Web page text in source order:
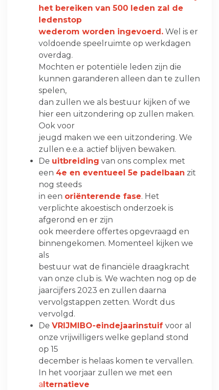
het bereiken van 500 leden zal de
ledenstop
wederom worden ingevoerd. Wel is er
voldoende speelruimte op werkdagen
overdag.
Mochten er potentiële leden zijn die
kunnen garanderen alleen dan te zullen
spelen,
dan zullen we als bestuur kijken of we
hier een uitzondering op zullen maken.
Ook voor
jeugd maken we een uitzondering. We
zullen e.e.a. actief blijven bewaken.
De uitbreiding van ons complex met
een 4e en eventueel 5e padelbaan zit
nog steeds
in een oriënterende fase. Het
verplichte akoestisch onderzoek is
afgerond en er zijn
ook meerdere offertes opgevraagd en
binnengekomen. Momenteel kijken we
als
bestuur wat de financiële draagkracht
van onze club is. We wachten nog op de
jaarcijfers 2023 en zullen daarna
vervolgstappen zetten. Wordt dus
vervolgd.
De VRIJMIBO-eindejaarinstuif voor al
onze vrijwilligers welke gepland stond
op 15
december is helaas komen te vervallen.
In het voorjaar zullen we met een
a lternatieve